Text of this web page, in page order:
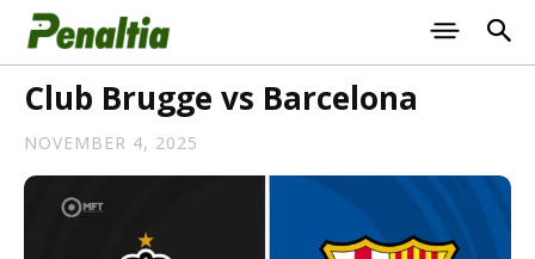
Club Brugge vs Barcelona
NOVEMBER 4, 2025